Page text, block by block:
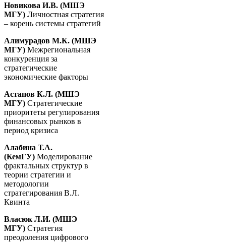
Новикова И.В. (МШЭ
МГУ) Личностная стратегия
– корень системы стратегий
Алимурадов М.К. (МШЭ
МГУ) Межрегиональная
конкуренция за
стратегические
экономические факторы
Астапов К.Л. (МШЭ
МГУ) Стратегические
приоритеты регулирования
финансовых рынков в
период кризиса
Алабина Т.А.
(КемГУ) Моделирование
фрактальных структур в
теории стратегии и
методологии
стратегирования В.Л.
Квинта
Власюк Л.И. (МШЭ
МГУ) Стратегия
преодоления цифрового